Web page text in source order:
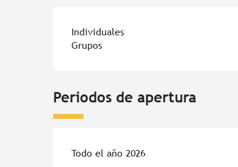
Individuales
Grupos
Periodos de apertura
Todo el año 2026